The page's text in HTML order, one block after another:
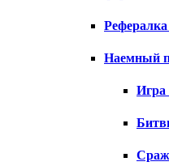
Рефералка
Наемный
Игра